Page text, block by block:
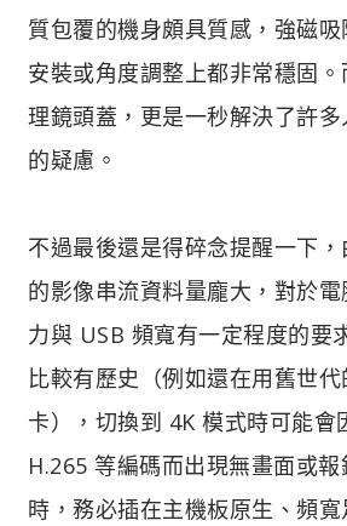
質包覆的機身頗具質感，強磁
安裝或角度調整上都非常穩固
理鏡頭蓋，更是一秒解決了許
的疑慮。
不過最後還是得碎念提醒一下
的影像串流資料量龐大，對於
力與 USB 頻寬有一定程度的要
比較有歷史（例如還在用舊世
卡），切換到 4K 模式時可能會
H.265 等編碼而出現無畫面或
時，務必插在主機板原生、頻